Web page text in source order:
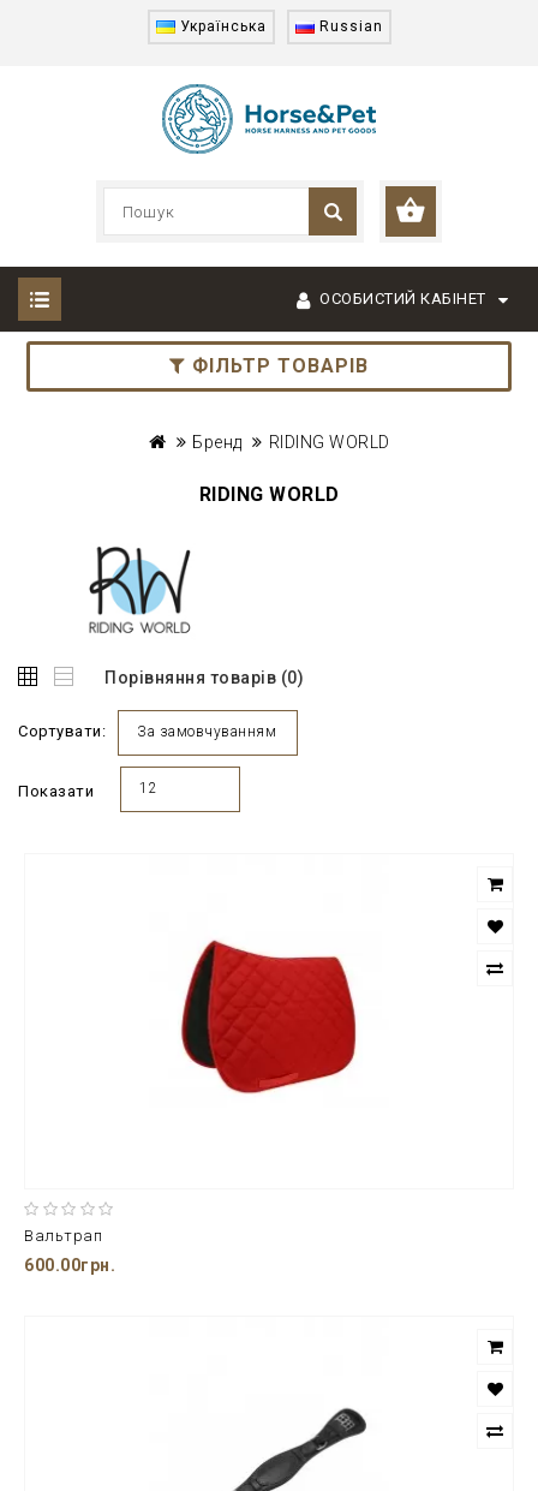
Українська Russian
ОСОБИСТИЙ КАБІНЕТ
ФІЛЬТР ТОВАРІВ
Бренд RIDING WORLD
RIDING WORLD
Порівняння товарів (0)
Сортувати: За замовчуванням
Показати 12
Вальтрап
600.00грн.